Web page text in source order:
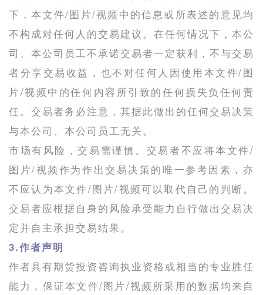
下，本文件/图片/视频中的信息或所表述的意见均
不构成对任何人的交易建议。在任何情况下，本公
司、本公司员工不承诺交易者一定获利，不与交易
者分享交易收益，也不对任何人因使用本文件/图
片/视频中的任何内容所引致的任何损失负任何责
任。交易者务必注意，其据此做出的任何交易决策
与本公司、本公司员工无关。
市场有风险，交易需谨慎。交易者不应将本文件/
图片/视频作为作出交易决策的唯一参考因素，亦
不应认为本文件/图片/视频可以取代自己的判断。
交易者应根据自身的风险承受能力自行做出交易决
定并自主承担交易结果。
3.作者声明
作者具有期货投资咨询执业资格或相当的专业胜任
能力，保证本文件/图片/视频所采用的数据均来自